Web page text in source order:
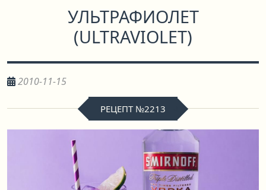
УЛЬТРАФИОЛЕТ
(ULTRAVIOLET)
2010-11-15
РЕЦЕПТ №2213